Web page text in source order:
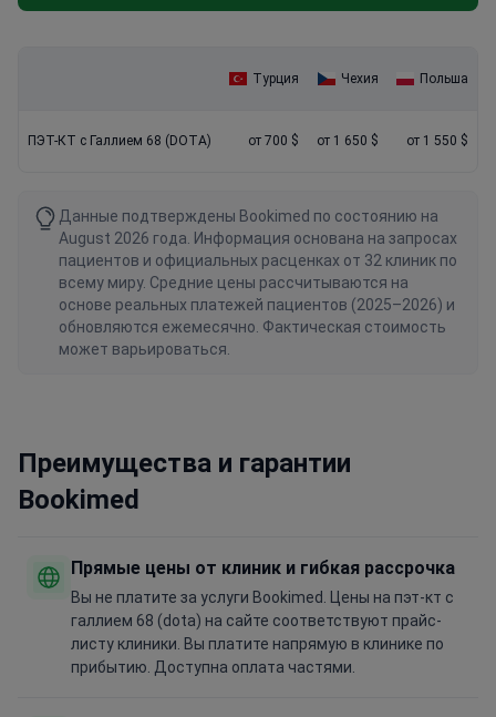
Турция Чехия Польша
ПЭТ-КТ с Галлием 68 (DOTA) от 700 $ от 1 650 $ от 1 550 $
Данные подтверждены Bookimed по состоянию на
August 2026 года. Информация основана на запросах
пациентов и официальных расценках от 32 клиник по
всему миру. Средние цены рассчитываются на
основе реальных платежей пациентов (2025–2026) и
обновляются ежемесячно. Фактическая стоимость
может варьироваться.
Преимущества и гарантии
Bookimed
Прямые цены от клиник и гибкая рассрочка
Вы не платите за услуги Bookimed. Цены на пэт-кт с
галлием 68 (dota) на сайте соответствуют прайс-
листу клиники. Вы платите напрямую в клинике по
прибытию. Доступна оплата частями.